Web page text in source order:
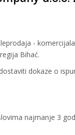
-
Bihać.
dokaze o
najmanje 3